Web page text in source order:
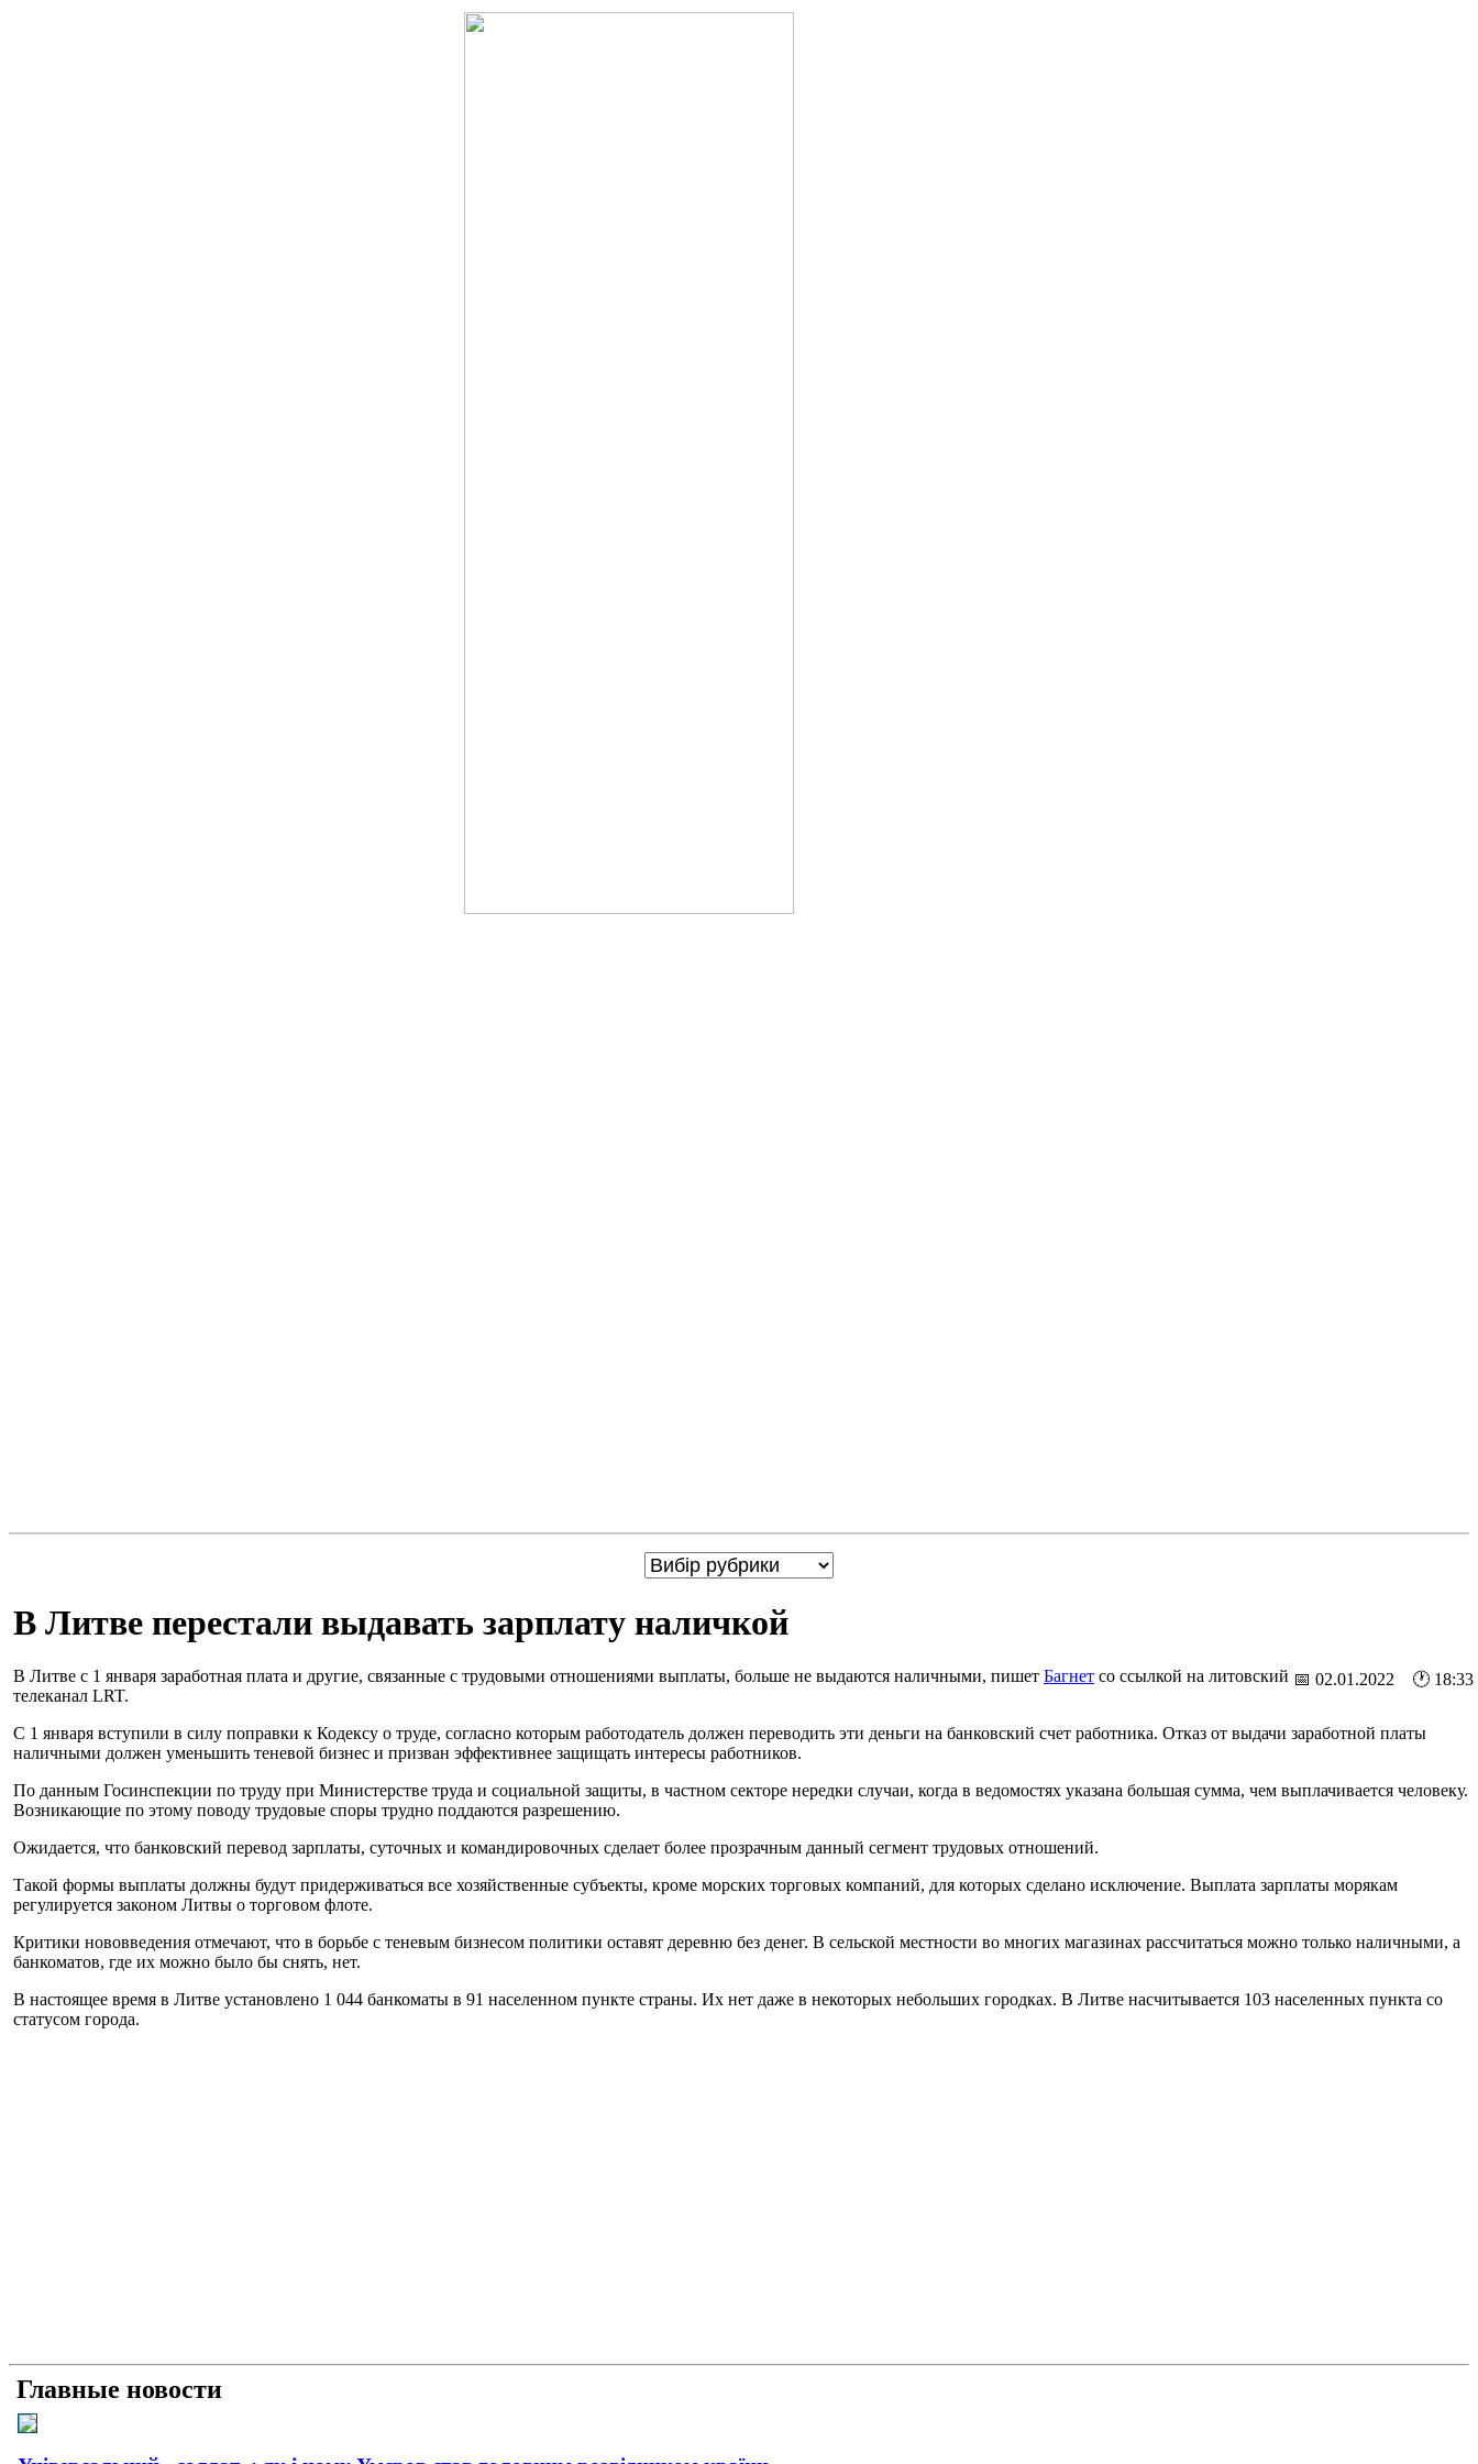
В Литве перестали выдавать зарплату наличкой
📅 02.01.2022 🕐 18:33
В Литве с 1 января заработная плата и другие, связанные с трудовыми отношениями выплаты, больше не выдаются наличными, пишет Багнет со ссылкой на литовский
телеканал LRT.
С 1 января вступили в силу поправки к Кодексу о труде, согласно которым работодатель должен переводить эти деньги на банковский счет работника. Отказ от выдачи заработной платы
наличными должен уменьшить теневой бизнес и призван эффективнее защищать интересы работников.
По данным Госинспекции по труду при Министерстве труда и социальной защиты, в частном секторе нередки случаи, когда в ведомостях указана большая сумма, чем выплачивается человеку.
Возникающие по этому поводу трудовые споры трудно поддаются разрешению.
Ожидается, что банковский перевод зарплаты, суточных и командировочных сделает более прозрачным данный сегмент трудовых отношений.
Такой формы выплаты должны будут придерживаться все хозяйственные субъекты, кроме морских торговых компаний, для которых сделано исключение. Выплата зарплаты морякам
регулируется законом Литвы о торговом флоте.
Критики нововведения отмечают, что в борьбе с теневым бизнесом политики оставят деревню без денег. В сельской местности во многих магазинах рассчитаться можно только наличными, а
банкоматов, где их можно было бы снять, нет.
В настоящее время в Литве установлено 1 044 банкоматы в 91 населенном пункте страны. Их нет даже в некоторых небольших городках. В Литве насчитывается 103 населенных пункта со
статусом города.
Главные новости